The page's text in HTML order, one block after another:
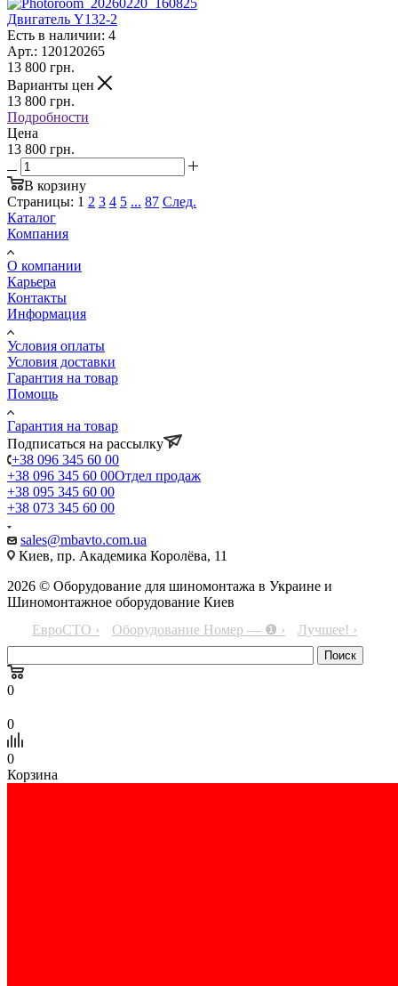
Двигатель Y132-2
Есть в наличии: 4
Арт.: 120120265
13 800 грн.
Варианты цен
13 800 грн.
Подробности
Цена
13 800 грн.
В корзину
Страницы: 1 2 3 4 5 ... 87 След.
Каталог
Компания
О компании
Карьера
Контакты
Информация
Условия оплаты
Условия доставки
Гарантия на товар
Помощь
Гарантия на товар
Подписаться на рассылку
+38 096 345 60 00
+38 096 345 60 00Отдел продаж
+38 095 345 60 00
+38 073 345 60 00
sales@mbavto.com.ua
Киев, пр. Академика Королёва, 11
2026 © Оборудование для шиномонтажа в Украине и
Шиномонтажное оборудование Киев
ЕвроСТО ›
Оборудование Номер — ❶ › Лучшее! ›
0
0
0
Корзина